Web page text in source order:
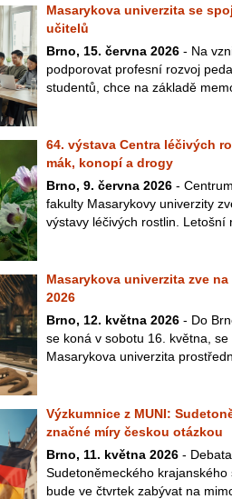
Masarykova univerzita se
učitelů
Brno, 15. června 2026 - Na
podporovat profesní rozvoj
studentů, chce na základě
64. výstava Centra léčivých
mák, konopí a drogy
Brno, 9. června 2026 -
fakulty Masarykovy univerzity
výstavy léčivých rostlin. Letošní
Masarykova univerzita zve
2026
Brno, 12. května 2026 - Do
se koná v sobotu 16. května,
Masarykova univerzita
Výzkumnice z MUNI:
značné míry českou otázkou
Brno, 11. května 2026 -
Sudetoněmeckého
bude ve čtvrtek zabývat na